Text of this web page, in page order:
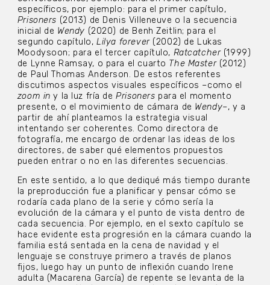
específicos, por ejemplo: para el primer capítulo,
Prisoners (2013) de Denis Villeneuve o la secuencia
inicial de Wendy (2020) de Benh Zeitlin; para el
segundo capítulo,Lilya forever(2002) de Lukas
Moodysoon; para el tercer capítulo, Ratcatcher (1999)
de Lynne Ramsay, o para el cuarto The Master(2012)
de Paul Thomas Anderson. De estos referentes
discutimos aspectos visuales específicos –como el
zoom in y la luz fría dePrisoners para el momento
presente, o el movimiento de cámara de Wendy–, y a
partir de ahí planteamos la estrategia visual
intentando ser coherentes. Como directora de
fotografía, me encargo de ordenar las ideas de los
directores, de saber qué elementos propuestos
pueden entrar o no en las diferentes secuencias.
En este sentido, a lo que dediqué más tiempo durante
la preproducción fue a planificar y pensar cómo se
rodaría cada plano de la serie y cómo sería la
evolución de la cámara y el punto de vista dentro de
cada secuencia. Por ejemplo, en el sexto capítulo se
hace evidente esta progresión en la cámara cuando la
familia está sentada en la cena de navidad y el
lenguaje se construye primero a través de planos
fijos, luego hay un punto de inflexión cuando Irene
adulta (Macarena García) de repente se levanta de la